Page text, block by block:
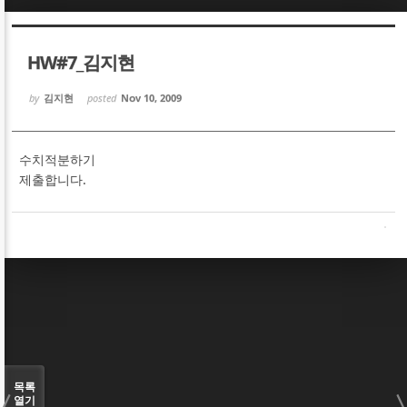
HW#7_김지현
by 김지현 posted Nov 10, 2009
수치적분하기
제출합니다.
목록
열기
Sketchbook5, 스케치북5
Sketchbook5, 스케치북5
Sketchbook5, 스케치북5
Sketchbook5, 스케치북5